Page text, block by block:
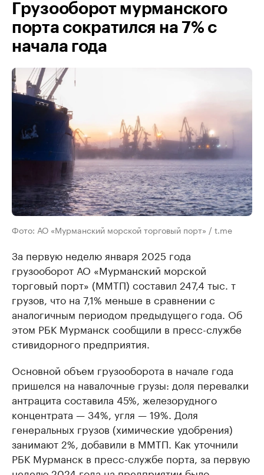
Грузооборот мурманского
порта сократился на 7% с
начала года
Фото: АО «Мурманский морской торговый порт» / t.me
За первую неделю января 2025 года
грузооборот АО «Мурманский морской
торговый порт» (ММТП) составил 247,4 тыс. т
грузов, что на 7,1% меньше в сравнении с
аналогичным периодом предыдущего года. Об
этом РБК Мурманск сообщили в пресс-службе
стивидорного предприятия.
Основной объем грузооборота в начале года
пришелся на навалочные грузы: доля перевалки
антрацита составила 45%, железорудного
концентрата — 34%, угля — 19%. Доля
генеральных грузов (химические удобрения)
занимают 2%, добавили в ММТП. Как уточнили
РБК Мурманск в пресс-службе порта, за первую